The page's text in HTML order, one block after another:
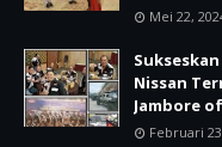
Mei 22,
Nissan
Jambore
Februari